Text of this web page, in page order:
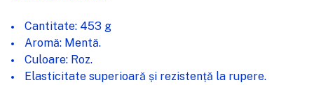
TOT
ADAUGĂ
%STR%
ÎN COȘ
Cantitate: 453 g
Aromă: Mentă.
Culoare: Roz.
Elasticitate superioară și rezistență la rupere.